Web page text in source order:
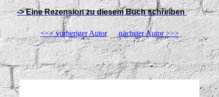
-> Eine Rezension zu diesem Buch schreiben
<<< vorheriger Autor nächster Autor >>>